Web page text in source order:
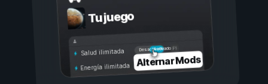
Tu juego
Activado
Desactivado
Salud ilimitada
Energía ilimitada Alternar Mods